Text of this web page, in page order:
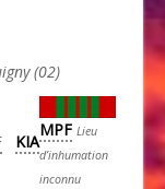
(02)
KIA
MPF Lieu
d’inhumation
inconnu